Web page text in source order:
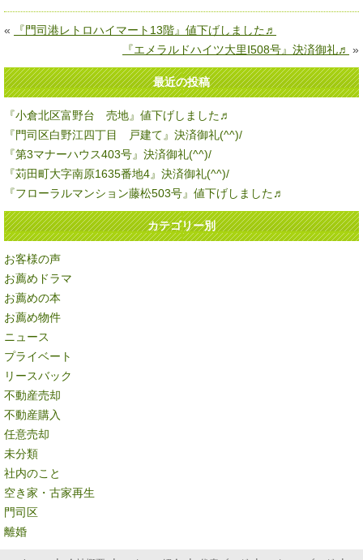
«
『門司港レトロハイマート13階』値下げしました♬
『エメラルドハイツ大里Ⅰ508号』決済御礼♬ »
最近の投稿
『小倉北区富野台 売地』値下げしました♬
『門司区白野江四丁目 戸建て』決済御礼(^^)/
『第3マナーハウス403号』決済御礼(^^)/
『苅田町大字南原1635番地4』決済御礼(^^)/
『フローラルマンション藤松503号』値下げしました♬
カテゴリー別
お客様の声
お薦めドラマ
お薦めの本
お薦め物件
ニュース
プライベート
リースバック
不動産売却
不動産購入
任意売却
未分類
社内のこと
空き家・古家再生
門司区
離婚